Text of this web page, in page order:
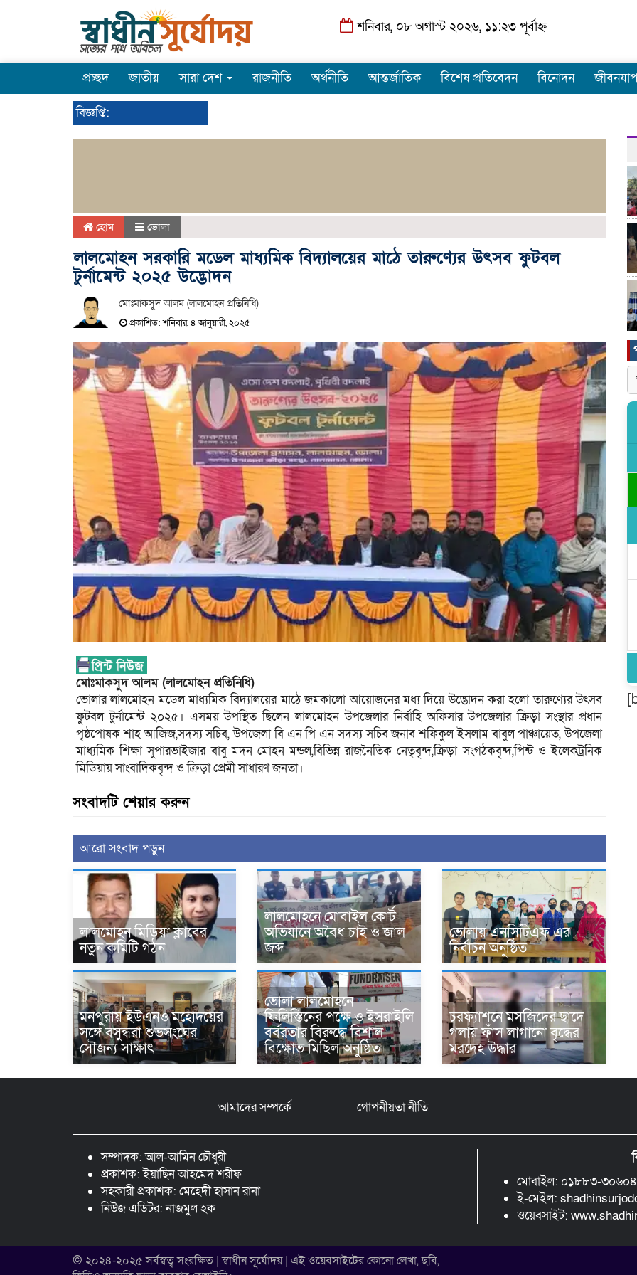
শনিবার, ০৮ অগাস্ট ২০২৬, ১১:২৩ পূর্বাহ্ন
প্রচ্ছদ জাতীয় সারা দেশ রাজনীতি অর্থনীতি আন্তর্জাতিক বিশেষ প্রতিবেদন বিনোদন
বিজ্ঞপ্তি:
হোম ভোলা
লালমোহন সরকারি মডেল মাধ্যমিক বিদ্যালয়ের মাঠে তারুণ্যের উৎসব ফুটবল
টুর্নামেন্ট ২০২৫ উদ্ভোদন
মোঃমাকসুদ আলম (লালমোহন প্রতিনিধি)
প্রকাশিত: শনিবার, ৪ জানুয়ারী, ২০২৫
মোঃমাকসুদ আলম (লালমোহন প্রতিনিধি)
ভোলার লালমোহন মডেল মাধ্যমিক বিদ্যালয়ের মাঠে জমকালো আয়োজনের মধ্য দিয়ে উদ্ভোদন করা হলো তারুণ্যের উৎসব
ফুটবল টুর্নামেন্ট ২০২৫। এসময় উপস্থিত ছিলেন লালমোহন উপজেলার নির্বাহি অফিসার উপজেলার ক্রিড়া সংস্থার প্রধান
পৃষ্ঠপোষক শাহ আজিজ,সদস্য সচিব, উপজেলা বি এন পি এন সদস্য সচিব জনাব শফিকুল ইসলাম বাবুল পাঞ্চায়েত, উপজেলা
মাধ্যমিক শিক্ষা সুপারভাইজার বাবু মদন মোহন মন্ডল,বিভিন্ন রাজনৈতিক নেতৃবৃন্দ,ক্রিড়া সংগঠকবৃন্দ,পিন্ট ও ইলেকট্রনিক
মিডিয়ায় সাংবাদিকবৃন্দ ও ক্রিড়া প্রেমী সাধারণ জনতা।
সংবাদটি শেয়ার করুন
আরো সংবাদ পড়ুন
লালমোহন মিডিয়া ক্লাবের
নতুন কমিটি গঠন
লালমোহনে মোবাইল কোর্ট
অভিযানে অবৈধ চাই ও জাল
জব্দ
ভোলায় এনসিটিএফ এর
নির্বাচন অনুষ্ঠিত
মনপুরায় ইউএনও মহোদয়ের
সঙ্গে বসুন্ধরা শুভসংঘের
সৌজন্য সাক্ষাৎ
ভোলা লালমোহনে
ফিলিস্তিনের পক্ষে ও ইসরাইলি
বর্বরতার বিরুদ্ধে বিশাল
বিক্ষোভ মিছিল অনুষ্ঠিত
চরফ্যাশনে মসজিদের ছাদে
গলায় ফাঁস লাগানো বৃদ্ধের
মরদেহ উদ্ধার
আমাদের সম্পর্কে গোপনীয়তা নীতি
সম্পাদক: আল-আমিন চৌধুরী
প্রকাশক: ইয়াছিন আহমেদ শরীফ
সহকারী প্রকাশক: মেহেদী হাসান রানা
নিউজ এডিটর: নাজমুল হক
মোবাইল: ০১৮৮৩-
ই-মেইল:
ওয়েবসাইট:
© ২০২৪-২০২৫ সর্বস্বত্ব সংরক্ষিত | স্বাধীন সূর্যোদয় | এই ওয়েবসাইটের কোনো লেখা, ছবি,